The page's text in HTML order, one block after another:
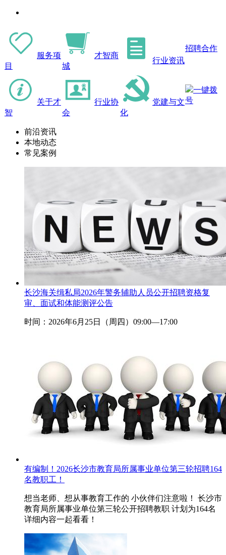
服务项
目
才智商
城
行业资讯
招聘合作
关于才
智
行业协
会
党建与文
化
一键拨
号
前沿资讯
本地动态
常见案例
长沙海关缉私局2026年警务辅助人员公开招聘资格复
审、面试和体能测评公告
时间：2026年6月25日（周四）09:00—17:00
有编制！2026长沙市教育局所属事业单位第三轮招聘164
名教职工！
想当老师、想从事教育工作的 小伙伴们注意啦！ 长沙市
教育局所属事业单位第三轮公开招聘教职 计划为164名
详细内容一起看看！